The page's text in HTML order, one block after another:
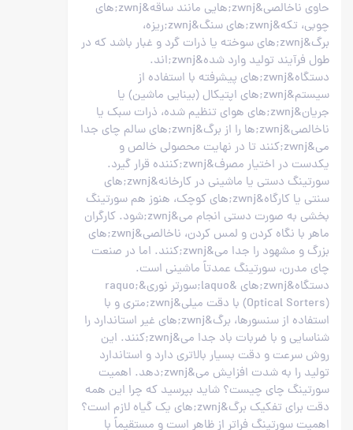
حاوی ناخالصی&zwnj;هایی مانند ساقه&zwnj;های
چوبی، تکه&zwnj;های سنگ&zwnj;ریزه،
برگ&zwnj;های سوخته یا ذرات گرد و غبار باشد که در
طول فرآیند تولید وارد شده&zwnj;اند.
دستگاه&zwnj;های پیشرفته با استفاده از
سیستم&zwnj;های اپتیکال (بینایی ماشین) یا
جریان&zwnj;های هوای تنظیم شده، ذرات سبک یا
ناخالصی&zwnj;ها را از برگ&zwnj;های سالم چای جدا
می&zwnj;کنند تا در نهایت محصولی خالص و
یکدست در اختیار مصرف&zwnj;کننده قرار گیرد.
سورتینگ دستی یا ماشینی در کارخانه&zwnj;های
سنتی یا کارگاه&zwnj;های کوچک، هنوز هم سورتینگ
بخشی به صورت دستی انجام می&zwnj;شود. کارگران
ماهر با نگاه کردن و لمس کردن، ناخالصی&zwnj;های
بزرگ و مشهود را جدا می&zwnj;کنند. اما در صنعت
چای مدرن، سورتینگ عمدتاً ماشینی است.
دستگاه&zwnj;های &laquo;سورتر نوری&raquo;
(Optical Sorters) با دقت میلی&zwnj;متری و با
استفاده از سنسورها، برگ&zwnj;های غیر استاندارد را
شناسایی و با ضربات باد جدا می&zwnj;کنند. این
روش سرعت و دقت بسیار بالاتری دارد و استاندارد
تولید را به شدت افزایش می&zwnj;دهد. اهمیت
سورتینگ چای چیست؟ شاید بپرسید که چرا این همه
دقت برای تفکیک برگ&zwnj;های یک گیاه لازم است؟
اهمیت سورتینگ فراتر از ظاهر است و مستقیماً با